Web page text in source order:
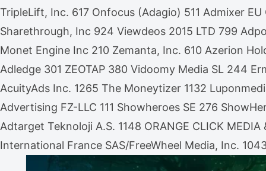
TripleLift, Inc. 617 Onfocus (Adagio) 511 Admixer
Sharethrough, Inc 924 Viewdeos 2015 LTD 799
Monet Engine Inc 210 Zemanta, Inc. 610 Azerion
Adledge 301 ZEOTAP 380 Vidoomy Media SL 244
AcuityAds Inc. 1265 The Moneytizer 1132
Advertising FZ-LLC 111 Showheroes SE 276
Adtarget Teknoloji A.S. 1148 ORANGE CLICK
International France SAS/FreeWheel Media, Inc.